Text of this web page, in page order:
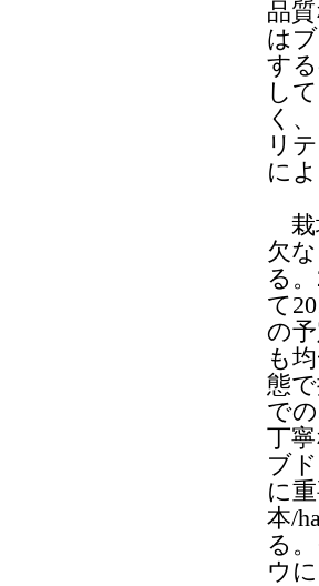
品
は
す
し
く
リ
に
栽
欠
る
て
の
も
態
で
丁
ブ
に
本/
る
ウ